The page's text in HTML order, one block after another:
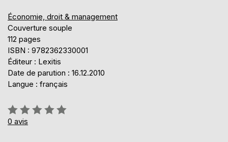
Économie, droit & management
Couverture souple
112 pages
ISBN : 9782362330001
Éditeur : Lexitis
Date de parution : 16.12.2010
Langue : français
Évaluation:
0%
0 avis